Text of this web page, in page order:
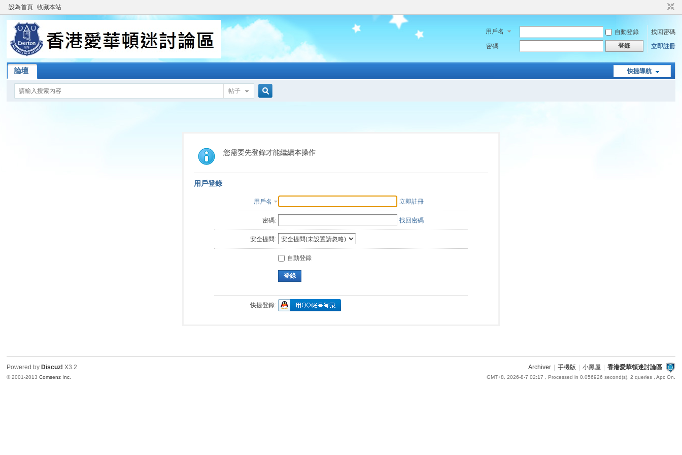
設為首頁 收藏本站
用戶名 自動登錄
找回密碼
密碼
登錄 立即註冊
快捷導航
論壇
帖子
索
您需要先登錄才能繼續本操作
用戶登錄
用戶名 立即註冊
密碼: 找回密碼
安全提問:
自動登錄
登錄
快捷登錄:
Archiver 手機版 小黑屋 香港愛華頓迷討論區
GMT+8, 2026-8-7 02:17 , Processed in 0.056926 second(s), 2 queries , Apc On.
Powered by Discuz! X3.2
© 2001-2013Comsenz Inc.